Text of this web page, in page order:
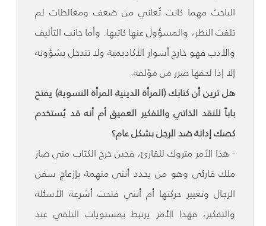
الباحث مهما كانت تُعاني من ضعف ومغالطات لم
تلفت النظر، والمسؤول عنها كاتبها. وأما جانب التأليف
والأدب فهو خارج أسوار الأكاديمية ولا تتدخل بشؤونه
إلا إذا لحقها ضرر من مؤلفه.
هل ترين أن كتابك (المرأة الدينية المرأة النسوية) يفتح
باباً للنقد الذاتي والتفكير العميق أم أنه قد يُستخدم
كصك إدانة ضد الرجل بشكل عام؟
- هذا الأمر متروك للقارئ، فحين خرج الكتاب مني صار
ملك قارئي وهو من يحدد أنني متهمة بإزعاج سفن
الرجال وتغيير حركتها أم أنني فتحت أشرعة الأسئلة
والتفكير، فهذا الأمر يرتبط بمستويات التلقي عند